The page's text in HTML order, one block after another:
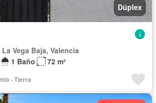
Dúplex
Vega Baja, Valencia
1 Baño 72 m²
- Tierra